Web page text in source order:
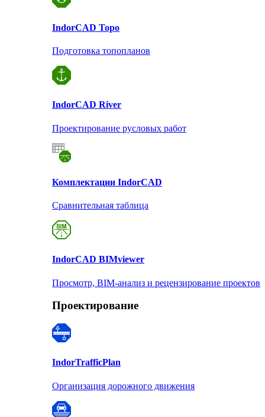
IndorCAD Topo
Подготовка топопланов
IndorCAD River
Проектирование русловых работ
Комплектации IndorCAD
Сравнительная таблица
IndorCAD BIMviewer
Просмотр, BIM-анализ и рецензирование проектов
Проектирование
IndorTrafficPlan
Организация дорожного движения